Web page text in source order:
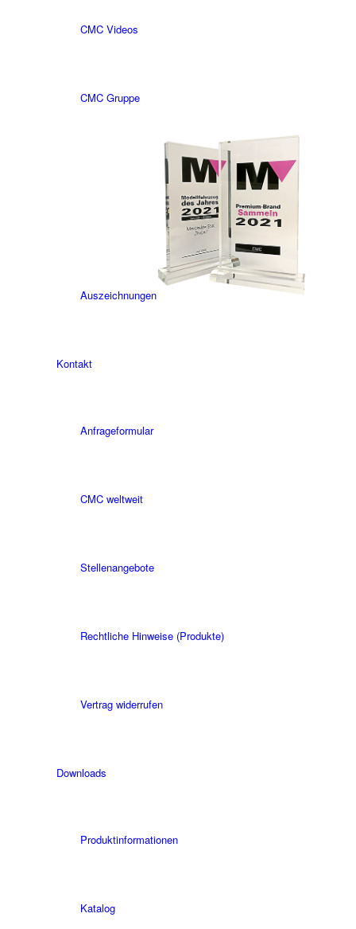
CMC Videos
CMC Gruppe
Auszeichnungen
Kontakt
Anfrageformular
CMC weltweit
Stellenangebote
Rechtliche Hinweise (Produkte)
Vertrag widerrufen
Downloads
Produktinformationen
Katalog